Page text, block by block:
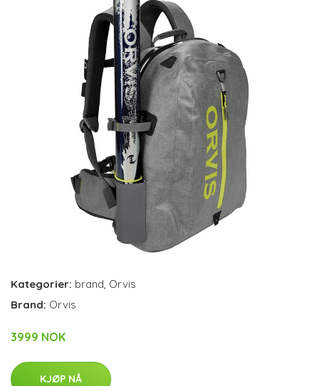
Kategorier: brand, Orvis
Brand: Orvis
3999 NOK
KJØP NÅ